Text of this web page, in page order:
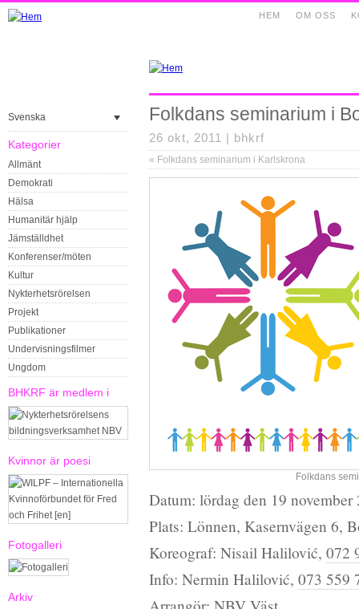
OM OSS
HEM
Svenska
Kategorier
Allmänt
Demokrati
Hälsa
Humanitär hjälp
Jämställdhet
Konferenser/möten
Kultur
Nykterhetsrörelsen
Projekt
Publikationer
Undervisningsfilmer
Ungdom
BHKRF är medlem i
Kvinnor är poesi
Fotogalleri
Arkiv
Folkdans seminarium i
26 okt, 2011 | bhkrf
« Folkdans seminarium i Karlskrona
Folkdans
Datum: lördag den 19
Plats: Lönnen, Kasernvägen 6,
Koreograf: Nisail Halilović, 072
Info: Nermin Halilović, 073 559